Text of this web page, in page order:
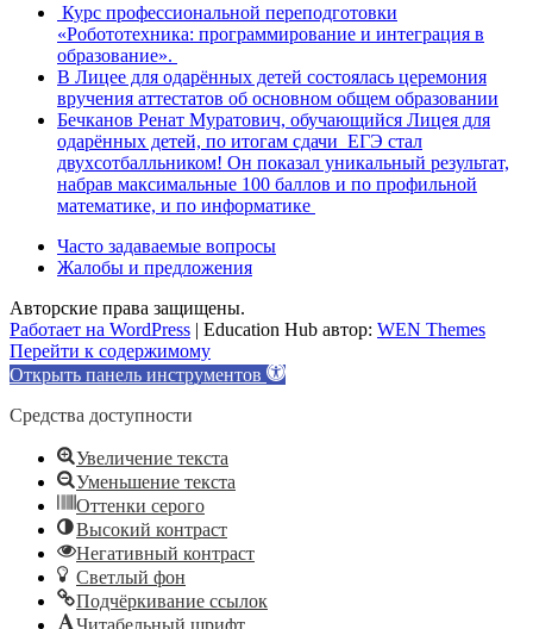
Курс профессиональной переподготовки
«Робототехника: программирование и интеграция в
образование».
В Лицее для одарённых детей состоялась церемония
вручения аттестатов об основном общем образовании
Бечканов Ренат Муратович, обучающийся Лицея для
одарённых детей, по итогам сдачи ЕГЭ стал
двухсотбалльником! Он показал уникальный результат,
набрав максимальные 100 баллов и по профильной
математике, и по информатике
Часто задаваемые вопросы
Жалобы и предложения
Авторские права защищены.
Работает на WordPress | Education Hub автор: WEN Themes
Перейти к содержимому
Открыть панель инструментов
Средства доступности
Увеличение текста
Уменьшение текста
Оттенки серого
Высокий контраст
Негативный контраст
Светлый фон
Подчёркивание ссылок
Читабельный шрифт